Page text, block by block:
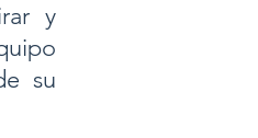
y
su